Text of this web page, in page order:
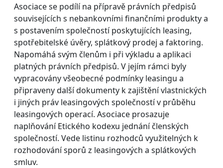
Asociace se podílí na přípravě právních předpisů
souvisejících s nebankovními finančními produkty a
s postavením společností poskytujících leasing,
spotřebitelské úvěry, splátkový prodej a faktoring.
Napomáhá svým členům i při výkladu a aplikaci
platných právních předpisů. V jejím rámci byly
vypracovány všeobecné podmínky leasingu a
připraveny další dokumenty k zajištění vlastnických
i jiných práv leasingových společností v průběhu
leasingových operací. Asociace prosazuje
naplňování Etického kodexu jednání členských
společností. Vede listinu rozhodců využitelných k
rozhodování sporů z leasingových a splátkových
smluv.